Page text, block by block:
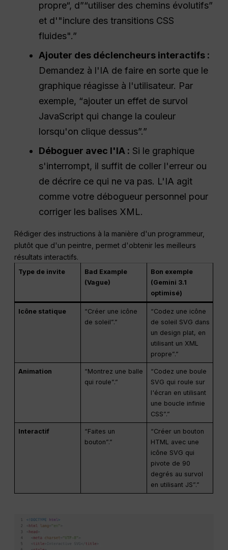
propre“, d”“utiliser des chemins évolutifs”
et d'"inclure des transitions CSS
fluides".”
Ajouter des déclencheurs interactifs :
Demandez à l'IA de faire en sorte que le
graphique réagisse à l'utilisateur. Par
exemple, “ajouter un effet de survol
JavaScript qui change la couleur
lorsqu'on clique dessus”.”
Déboguer avec l'IA : Si le graphique
s'interrompt, il suffit de coller l'erreur ou
de décrire ce qui ne va pas. L'IA agit
comme votre débogueur personnel pour
corriger les balises XML.
Rédiger des instructions à la manière d'un programmeur,
plutôt que d'un peintre, permet d'obtenir les meilleurs
résultats interactifs.
Type de invite
Bad Example
(Vague)
Bon exemple
(Gemini 3.1
optimisé)
Icône statique
“Créer une icône
de soleil”.”
“Codez une icône
de soleil SVG dans
un design plat, en
utilisant un XML
propre”.”
Animation
“Montrez une balle
qui roule”.”
“Codez une boule
SVG qui roule sur
l'écran en utilisant
une boucle infinie
CSS”.”
Interactif
“Faites un
bouton”.”
“Créer un bouton
HTML avec une
icône SVG qui
pivote de 90
degrés au survol
en utilisant JS”.”